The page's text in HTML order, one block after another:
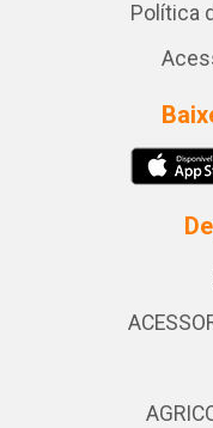
Política